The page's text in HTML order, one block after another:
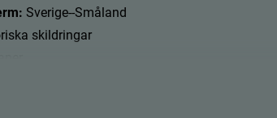
Sverige--Småland
skildringar